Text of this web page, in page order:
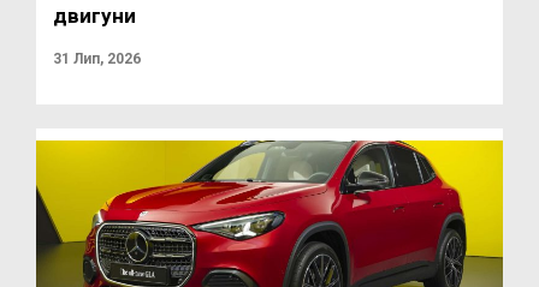
двигуни
31 Лип, 2026